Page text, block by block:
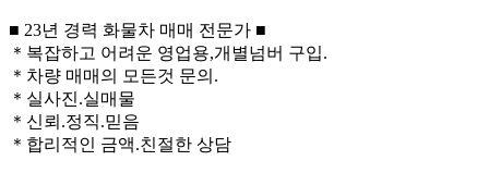
■ 23년 경력 화물차 매매 전문가 ■
＊복잡하고 어려운 영업용,개별넘버 구입.
＊차량 매매의 모든것 문의.
＊실사진.실매물
＊신뢰.정직.믿음
＊합리적인 금액.친절한 상담